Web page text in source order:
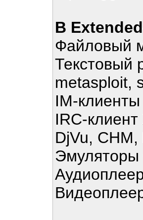
В
Файловый
Текстовый
metasploit,
IM-
IRC-
DjVu,
Эмуляторы